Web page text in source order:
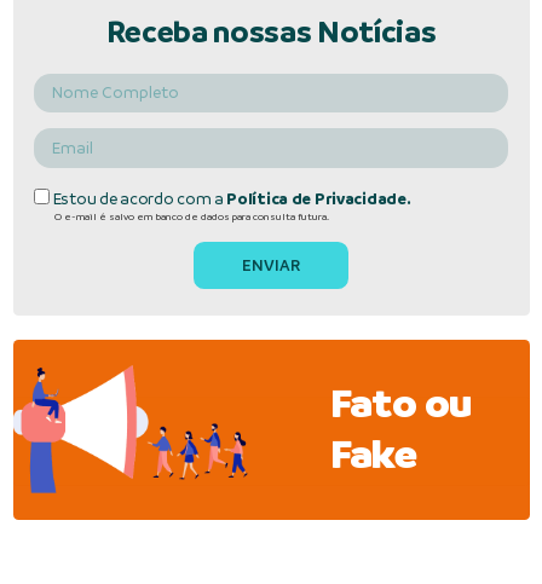
Receba nossas Notícias
Estou de acordo com a Política de Privacidade.
O e-mail é salvo em banco de dados para consulta futura.
Fato ou
Fake